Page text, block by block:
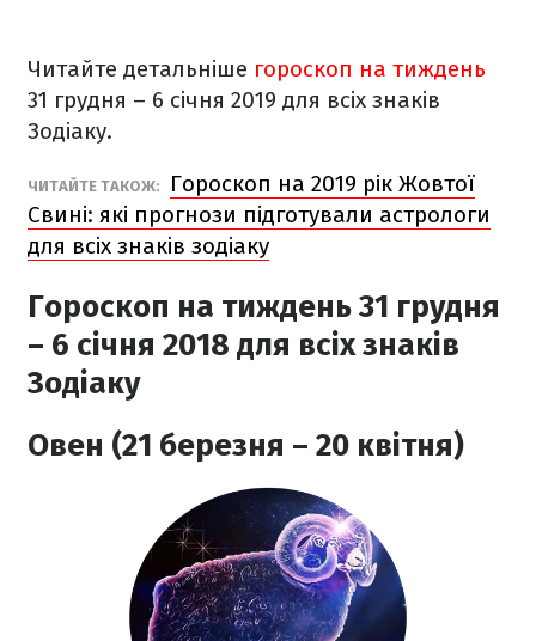
Читайте детальніше гороскоп на тиждень
31 грудня – 6 січня 2019 для всіх знаків
Зодіаку.
ЧИТАЙТЕ ТАКОЖ:
Гороскоп на 2019 рік Жовтої
Свині: які прогнози підготували астрологи
для всіх знаків зодіаку
Гороскоп на тиждень 31 грудня
– 6 січня 2018 для всіх знаків
Зодіаку
Овен (21 березня – 20 квітня)